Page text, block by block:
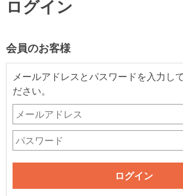
ログイン
会員のお客様
メールアドレスとパスワードを入力し
ださい。